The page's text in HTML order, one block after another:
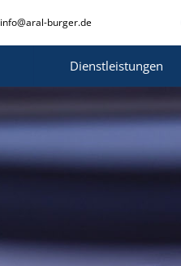
info@aral-burger.de
Dienstleistungen